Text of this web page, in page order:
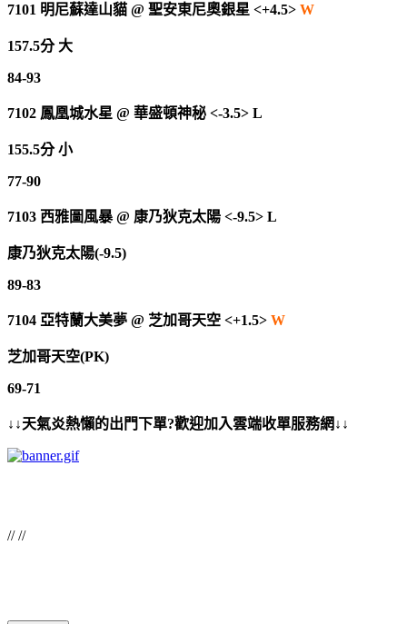
7101 明尼蘇達山貓 @ 聖安東尼奧銀星 <+4.5> W
157.5分 大
84-93
7102 鳳凰城水星 @ 華盛頓神秘 <-3.5> L
155.5分 小
77-90
7103 西雅圖風暴@ 康乃狄克太陽 <-9.5> L
康乃狄克太陽(-9.5)
89-83
7104 亞特蘭大美夢 @ 芝加哥天空 <+1.5> W
芝加哥天空(PK)
69-71
↓↓天氣炎熱懶的出門下單?歡迎加入雲端收單服務網↓↓
// //